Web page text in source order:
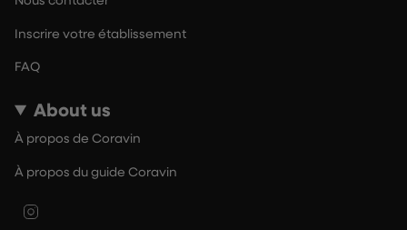
Inscrire votre établissement
FAQ
About us
À propos de Coravin
À propos du guide Coravin